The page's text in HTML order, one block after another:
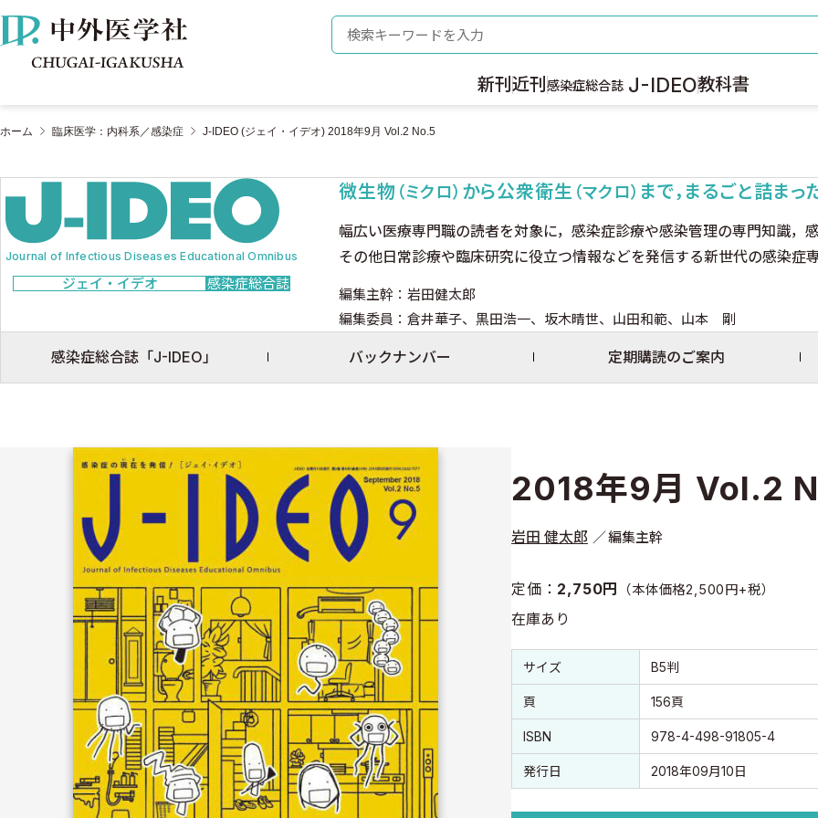
株式会社 中外医学社 検索キーワード
新刊 近刊 感染症総合誌 J-IDEO教科書
ホーム 臨床医学：内科系／感染症 J-IDEO (ジェイ・イデオ) 2018年9月 Vol.2 No.5
Journal of Infectious Diseases Educational Omnibus
ジェイ・イデオ 感染症総合誌
微生物 （ミクロ） から公衆衛生 （マクロ） まで，まるごと詰ま
幅広い医療専門職の読者を対象に，感染症診療や感染管理の専門知識，
その他日常診療や臨床研究に役立つ情報などを発信する新世代の感染症
編集主幹：岩田健太郎
編集委員：倉井華子、黒田浩一、坂木晴世、山田和範、山本 剛
感染症総合誌「J-IDEO」 バックナンバー 定期購読のご案内
2018年9月 Vol.2
岩田 健太郎 編集主幹
定価： 2,750円 （本体価格2,500円+税）
在庫あり
書誌情報
書誌情報
サイズ B5判
頁 156頁
ISBN 978-4-498-91805-4
発行日 2018年09月10日